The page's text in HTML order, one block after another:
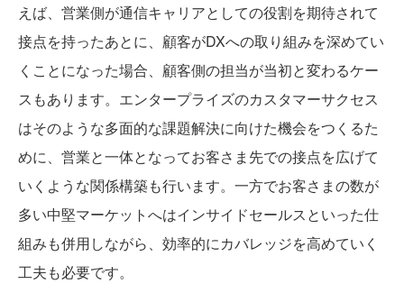
えば、営業側が通信キャリアとしての役割を期待されて
接点を持ったあとに、顧客がDXへの取り組みを深めてい
くことになった場合、顧客側の担当が当初と変わるケー
スもあります。エンタープライズのカスタマーサクセス
はそのような多面的な課題解決に向けた機会をつくるた
めに、営業と一体となってお客さま先での接点を広げて
いくような関係構築も行います。一方でお客さまの数が
多い中堅マーケットへはインサイドセールスといった仕
組みも併用しながら、効率的にカバレッジを高めていく
工夫も必要です。